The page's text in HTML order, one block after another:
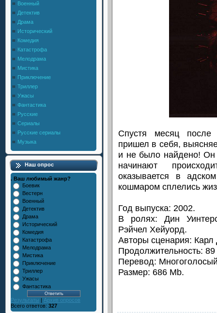
Военный
Детектив
Драма
Исторический
Комедия
Катастрофа
Мелодрама
Мистика
Приключение
Триллер
Ужасы
Фантастика
Русские
Сериалы
Русские сериалы
Музыка
Наш опрос
. Ваш любимый жанр?
Боевик
Вестерн
Военный
Детектив
Драма
Исторический
Комедия
Катастрофа
Мелодрама
Мистика
Приключение
Триллер
Ужасы
Фантастика
Результаты | Архив опросов
Всего ответов: 327
Спустя месяц после
пришел в себя,
и не было найдено! Он
начинают
оказывается в
кошмаром сплелись
Год выпуска: 2002.
В ролях: Дин
Рэйчел Хейуорд.
Авторы сценария:
Продолжительность: 89
Перевод:
Размер: 686 Mb.